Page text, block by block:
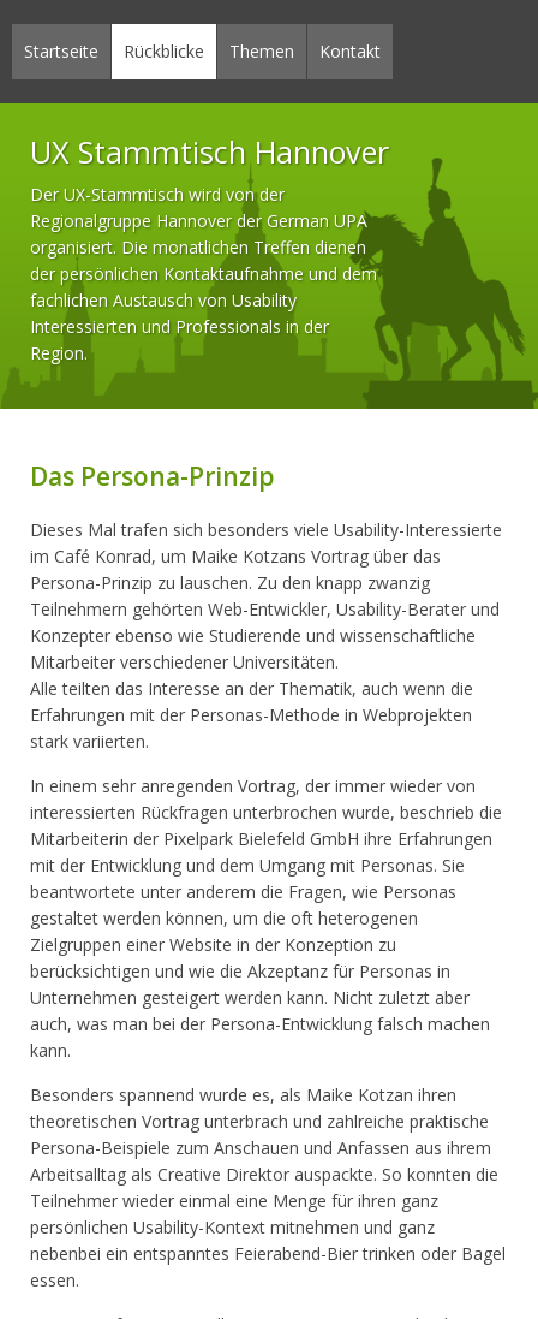
Startseite Rückblicke Themen Kontakt
UX Stammtisch Hannover
Der UX-Stammtisch wird von der
Regionalgruppe Hannover der German UPA
organisiert. Die monatlichen Treffen dienen
der persönlichen Kontaktaufnahme und dem
fachlichen Austausch von Usability
Interessierten und Professionals in der
Region.
Das Persona-Prinzip
Dieses Mal trafen sich besonders viele Usability-Interessierte
im Café Konrad, um Maike Kotzans Vortrag über das
Persona-Prinzip zu lauschen. Zu den knapp zwanzig
Teilnehmern gehörten Web-Entwickler, Usability-Berater und
Konzepter ebenso wie Studierende und wissenschaftliche
Mitarbeiter verschiedener Universitäten.
Alle teilten das Interesse an der Thematik, auch wenn die
Erfahrungen mit der Personas-Methode in Webprojekten
stark variierten.
In einem sehr anregenden Vortrag, der immer wieder von
interessierten Rückfragen unterbrochen wurde, beschrieb die
Mitarbeiterin der Pixelpark Bielefeld GmbH ihre Erfahrungen
mit der Entwicklung und dem Umgang mit Personas. Sie
beantwortete unter anderem die Fragen, wie Personas
gestaltet werden können, um die oft heterogenen
Zielgruppen einer Website in der Konzeption zu
berücksichtigen und wie die Akzeptanz für Personas in
Unternehmen gesteigert werden kann. Nicht zuletzt aber
auch, was man bei der Persona-Entwicklung falsch machen
kann.
Besonders spannend wurde es, als Maike Kotzan ihren
theoretischen Vortrag unterbrach und zahlreiche praktische
Persona-Beispiele zum Anschauen und Anfassen aus ihrem
Arbeitsalltag als Creative Direktor auspackte. So konnten die
Teilnehmer wieder einmal eine Menge für ihren ganz
persönlichen Usability-Kontext mitnehmen und ganz
nebenbei ein entspanntes Feierabend-Bier trinken oder Bagel
essen.